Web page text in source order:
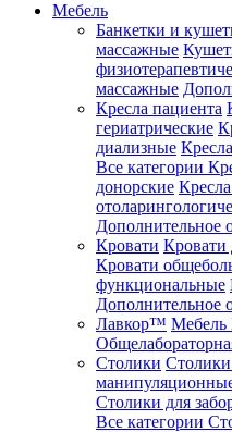
Мебель
Банкетки и
массажные
массажные
Кресла пациента
гериатрические
диализные
Все категории
донорские
Дополнительное
Кровати Кровати
Кровати
функциональные
Дополнительное
Лавкор™ Мебель
Столики
Столики для
Все категории